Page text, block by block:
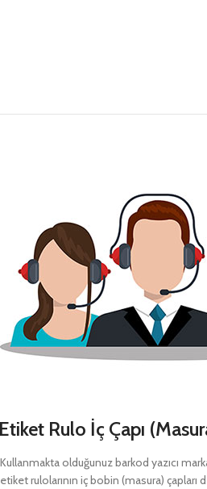
Rulo İç Çapı
Kullanmakta olduğunuz barkod yazıcı
etiket rulolarının iç bobin (masura) çapları